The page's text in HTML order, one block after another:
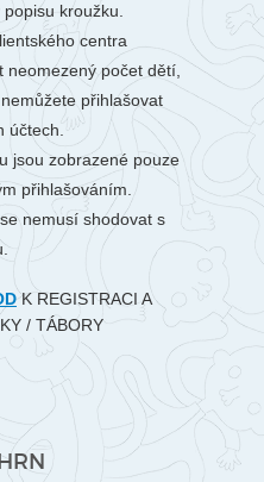
kroužku.
centra
neomezený počet dětí,
přihlašovat
účtech.
jsou zobrazené pouze
přihlašováním.
nemusí shodovat s
K REGISTRACI A
/ TÁBORY